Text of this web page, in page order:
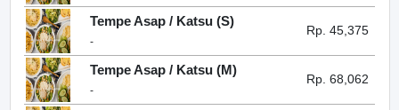
Tempe Asap / Katsu (S)
-
Rp. 45,375
Tempe Asap / Katsu (M)
-
Rp. 68,062